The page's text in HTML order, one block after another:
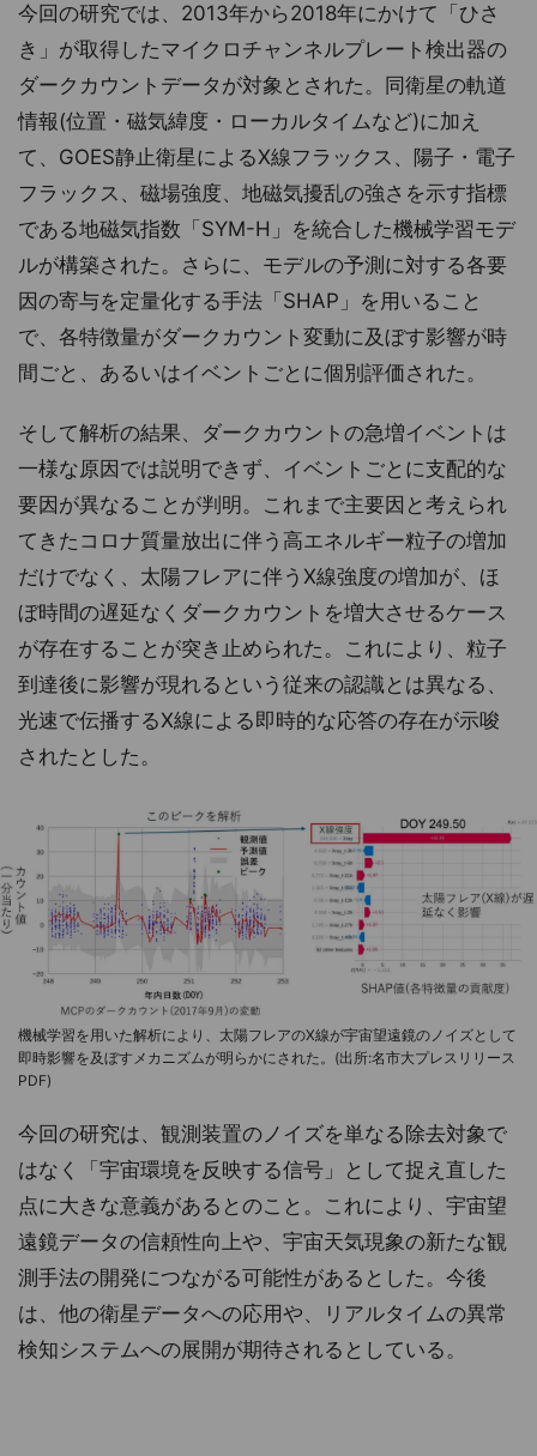
今回の研究では、2013年から2018年にかけて「ひさ
き」が取得したマイクロチャンネルプレート検出器の
ダークカウントデータが対象とされた。同衛星の軌道
情報(位置・磁気緯度・ローカルタイムなど)に加え
て、GOES静止衛星によるX線フラックス、陽子・電子
フラックス、磁場強度、地磁気擾乱の強さを示す指標
である地磁気指数「SYM-H」を統合した機械学習モデ
ルが構築された。さらに、モデルの予測に対する各要
因の寄与を定量化する手法「SHAP」を用いること
で、各特徴量がダークカウント変動に及ぼす影響が時
間ごと、あるいはイベントごとに個別評価された。
そして解析の結果、ダークカウントの急増イベントは
一様な原因では説明できず、イベントごとに支配的な
要因が異なることが判明。これまで主要因と考えられ
てきたコロナ質量放出に伴う高エネルギー粒子の増加
だけでなく、太陽フレアに伴うX線強度の増加が、ほ
ぼ時間の遅延なくダークカウントを増大させるケース
が存在することが突き止められた。これにより、粒子
到達後に影響が現れるという従来の認識とは異なる、
光速で伝播するX線による即時的な応答の存在が示唆
されたとした。
機械学習を用いた解析により、太陽フレアのX線が宇宙望遠鏡のノイズとして
即時影響を及ぼすメカニズムが明らかにされた。(出所:名市大プレスリリース
PDF)
今回の研究は、観測装置のノイズを単なる除去対象で
はなく「宇宙環境を反映する信号」として捉え直した
点に大きな意義があるとのこと。これにより、宇宙望
遠鏡データの信頼性向上や、宇宙天気現象の新たな観
測手法の開発につながる可能性があるとした。今後
は、他の衛星データへの応用や、リアルタイムの異常
検知システムへの展開が期待されるとしている。